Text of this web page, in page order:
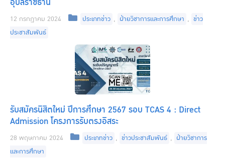
12 กรกฎาคม 2024 Categories
ประเภทข่าว , ฝ่ายวิชาการและการศึกษา , ข่าว
ประชาสัมพันธ์
รับสมัครนิสิตใหม่ ปีการศึกษา 2567 รอบ TCAS 4 : Direct
Admission โครงการรับตรงอิสระ
28 พฤษภาคม 2024 Categories
ประเภทข่าว , ข่าวประชาสัมพันธ์ , ฝ่ายวิชาการ
และการศึกษา